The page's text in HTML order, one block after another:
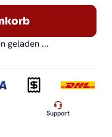
geladen ...
Support